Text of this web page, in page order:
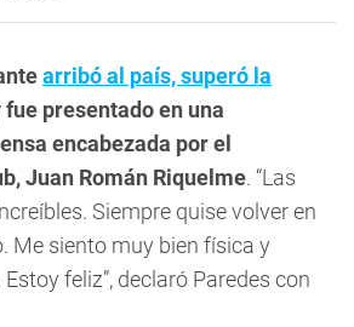
arribó al país, superó la
fue presentado en una
encabezada por el
Juan Román Riquelme. “Las
Siempre quise volver en
Me siento muy bien física y
feliz”, declaró Paredes con